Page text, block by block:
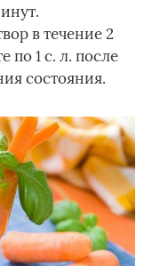
в течение 2
по 1 с. л. после
состояния.